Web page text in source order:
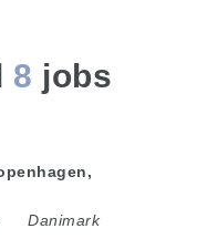
8 jobs
Danimark